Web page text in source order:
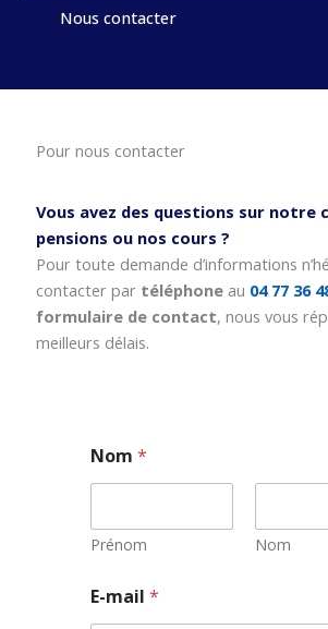
Nous contacter
Pour nous contacter
Vous avez des questions sur notre
pensions ou nos cours ?
Pour toute demande d’informations
contacter par téléphoneau 04 77 36
formulaire de contact, nous vous
meilleurs délais.
Nom*
Prénom Nom
E-mail*